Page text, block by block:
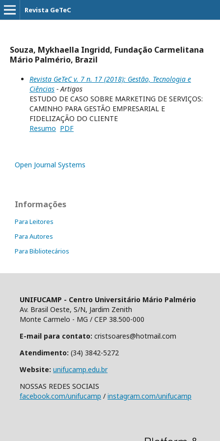
Revista GeTeC
Souza, Mykhaella Ingridd, Fundação Carmelitana
Mário Palmério, Brazil
Revista GeTeC v. 7 n. 17 (2018): Gestão, Tecnologia e
Ciências - Artigos
ESTUDO DE CASO SOBRE MARKETING DE SERVIÇOS:
CAMINHO PARA GESTÃO EMPRESARIAL E
FIDELIZAÇÃO DO CLIENTE
Resumo PDF
Open Journal Systems
Informações
Para Leitores
Para Autores
Para Bibliotecários
UNIFUCAMP - Centro Universitário Mário Palmério
Av. Brasil Oeste, S/N, Jardim Zenith
Monte Carmelo - MG / CEP 38.500-000
E-mail para contato: cristsoares@hotmail.com
Atendimento: (34) 3842-5272
Website: unifucamp.edu.br
NOSSAS REDES SOCIAIS
facebook.com/unifucamp / instagram.com/unifucamp